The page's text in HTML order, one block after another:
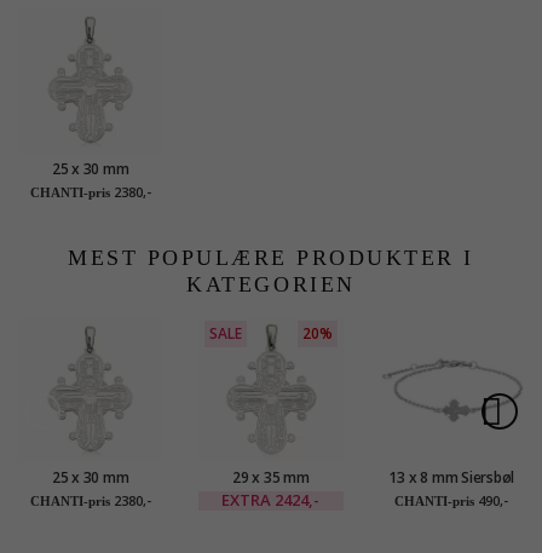
25 x 30 mm
dagmarkors med
CHANTI-pris 2380,-
MEST POPULÆRE PRODUKTER I
KATEGORIEN
25 x 30 mm
dagmarkors med
CHANTI-pris 2380,-
SALE 20%
29 x 35 mm
dagmarkors i sølv -
EXTRA 2424,-
13 x 8 mm Siersbøl
dagmarkors
CHANTI-pris 490,-